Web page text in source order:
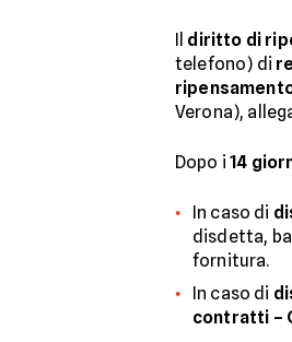
Il diritto di
telefono) di
Verona),
Dopo i14
In caso di
disdetta,
fornitura.
In caso di
contratti –